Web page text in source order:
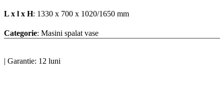
L x l x H: 1330 x 700 x 1020/1650 mm
Categorie: Masini spalat vase
| Garantie: 12 luni